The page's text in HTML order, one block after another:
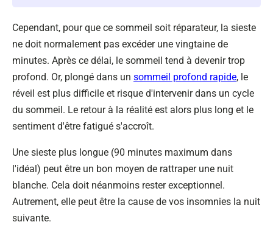
Cependant, pour que ce sommeil soit réparateur, la sieste
ne doit normalement pas excéder une vingtaine de
minutes. Après ce délai, le sommeil tend à devenir trop
profond. Or, plongé dans un sommeil profond rapide, le
réveil est plus difficile et risque d'intervenir dans un cycle
du sommeil. Le retour à la réalité est alors plus long et le
sentiment d'être fatigué s'accroît.
Une sieste plus longue (90 minutes maximum dans
l'idéal) peut être un bon moyen de rattraper une nuit
blanche. Cela doit néanmoins rester exceptionnel.
Autrement, elle peut être la cause de vos insomnies la nuit
suivante.